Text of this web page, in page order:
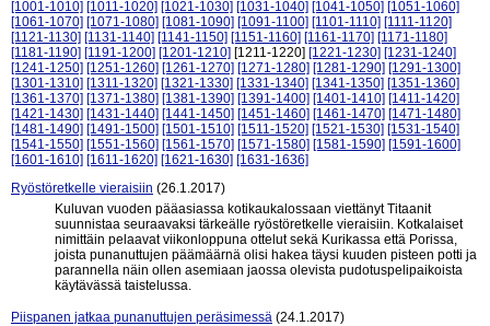
[1001-1010] [1011-1020] [1021-1030] [1031-1040] [1041-1050] [1051-1060]
[1061-1070] [1071-1080] [1081-1090] [1091-1100] [1101-1110] [1111-1120]
[1121-1130] [1131-1140] [1141-1150] [1151-1160] [1161-1170] [1171-1180]
[1181-1190] [1191-1200] [1201-1210] [1211-1220] [1221-1230] [1231-1240]
[1241-1250] [1251-1260] [1261-1270] [1271-1280] [1281-1290] [1291-1300]
[1301-1310] [1311-1320] [1321-1330] [1331-1340] [1341-1350] [1351-1360]
[1361-1370] [1371-1380] [1381-1390] [1391-1400] [1401-1410] [1411-1420]
[1421-1430] [1431-1440] [1441-1450] [1451-1460] [1461-1470] [1471-1480]
[1481-1490] [1491-1500] [1501-1510] [1511-1520] [1521-1530] [1531-1540]
[1541-1550] [1551-1560] [1561-1570] [1571-1580] [1581-1590] [1591-1600]
[1601-1610] [1611-1620] [1621-1630] [1631-1636]
Ryöstöretkelle vieraisiin (26.1.2017)
Kuluvan vuoden pääasiassa kotikaukalossaan viettänyt Titaanit
suunnistaa seuraavaksi tärkeälle ryöstöretkelle vieraisiin. Kotkalaiset
nimittäin pelaavat viikonloppuna ottelut sekä Kurikassa että Porissa,
joista punanuttujen päämäärnä olisi hakea täysi kuuden pisteen potti ja
parannella näin ollen asemiaan jaossa olevista pudotuspelipaikoista
käytävässä taistelussa.
Piispanen jatkaa punanuttujen peräsimessä (24.1.2017)